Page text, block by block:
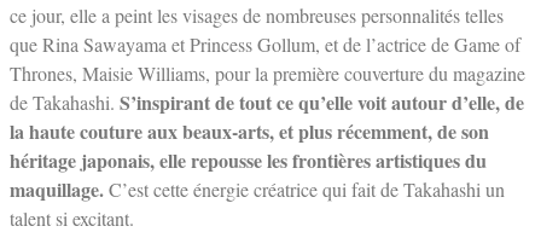
ce jour, elle a peint les visages de nombreuses personnalités telles
que Rina Sawayama et Princess Gollum, et de l’actrice de Game of
Thrones, Maisie Williams, pour la première couverture du magazine
de Takahashi. S’inspirant de tout ce qu’elle voit autour d’elle, de
la haute couture aux beaux-arts, et plus récemment, de son
héritage japonais, elle repousse les frontières artistiques du
maquillage.C’est cette énergie créatrice qui fait de Takahashi un
talent si excitant.